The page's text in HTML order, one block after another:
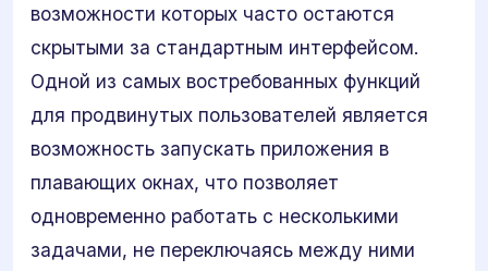
возможности которых часто остаются
скрытыми за стандартным интерфейсом.
Одной из самых востребованных функций
для продвинутых пользователей является
возможность запускать приложения в
плавающих окнах, что позволяет
одновременно работать с несколькими
задачами, не переключаясь между ними